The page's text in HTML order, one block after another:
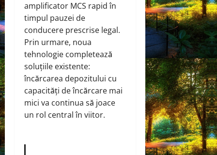
amplificator MCS rapid în
timpul pauzei de
conducere prescrise legal.
Prin urmare, noua
tehnologie completează
soluțiile existente:
încărcarea depozitului cu
capacități de încărcare mai
mici va continua să joace
un rol central în viitor.